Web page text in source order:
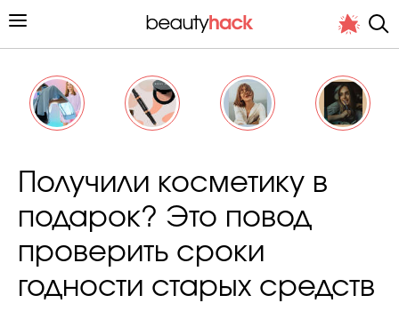
Получили косметику в
подарок? Это повод
проверить сроки
годности старых средств